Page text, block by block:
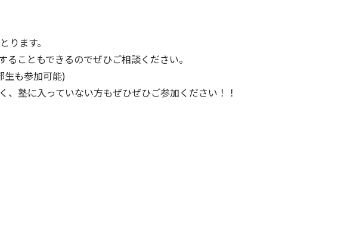
ります。
こともできるのでぜひご相談ください。
生も参加可能)
、塾に入っていない方もぜひぜひご参加ください！！